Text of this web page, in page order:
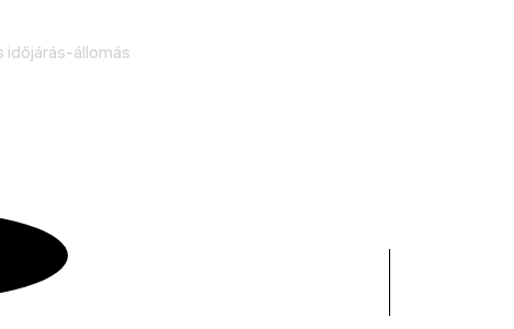
időjárás-állomás
mutatása